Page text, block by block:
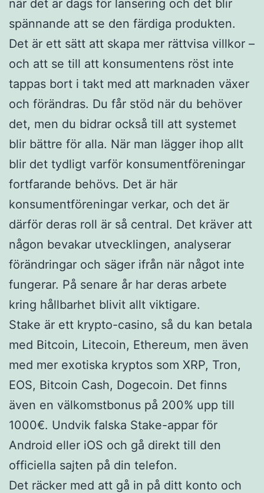
när det är dags för lansering och det blir
spännande att se den färdiga produkten.
Det är ett sätt att skapa mer rättvisa villkor –
och att se till att konsumentens röst inte
tappas bort i takt med att marknaden växer
och förändras. Du får stöd när du behöver
det, men du bidrar också till att systemet
blir bättre för alla. När man lägger ihop allt
blir det tydligt varför konsumentföreningar
fortfarande behövs. Det är här
konsumentföreningar verkar, och det är
därför deras roll är så central. Det kräver att
någon bevakar utvecklingen, analyserar
förändringar och säger ifrån när något inte
fungerar. På senare år har deras arbete
kring hållbarhet blivit allt viktigare.
Stake är ett krypto-casino, så du kan betala
med Bitcoin, Litecoin, Ethereum, men även
med mer exotiska kryptos som XRP, Tron,
EOS, Bitcoin Cash, Dogecoin. Det finns
även en välkomstbonus på 200% upp till
1000€. Undvik falska Stake-appar för
Android eller iOS och gå direkt till den
officiella sajten på din telefon.
Det räcker med att gå in på ditt konto och